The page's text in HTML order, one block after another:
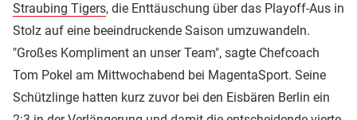
Straubing Tigers, die Enttäuschung über das Playoff-Aus in
Stolz auf eine beeindruckende Saison umzuwandeln.
"Großes Kompliment an unser Team", sagte Chefcoach
Tom Pokel am Mittwochabend bei MagentaSport. Seine
Schützlinge hatten kurz zuvor bei den Eisbären Berlin ein